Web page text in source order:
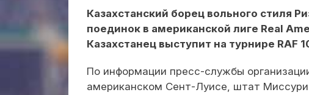
Казахстанский борец вольного стиля
поединок в американской лиге Real
Казахстанец выступит на турнире RAF
По информации пресс-службы
американском Сент-Луисе, штат